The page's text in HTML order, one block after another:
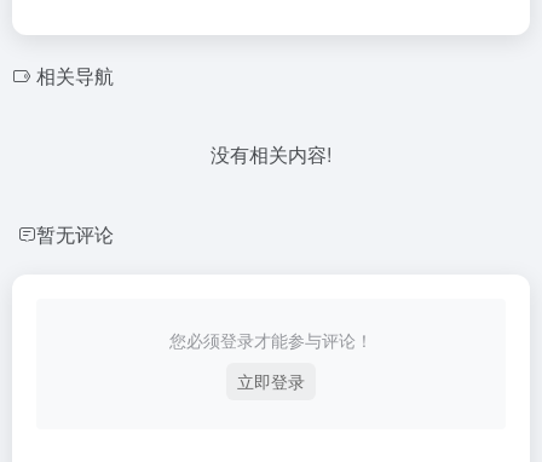
相关导航
没有相关内容!
暂无评论
您必须登录才能参与评论！
立即登录